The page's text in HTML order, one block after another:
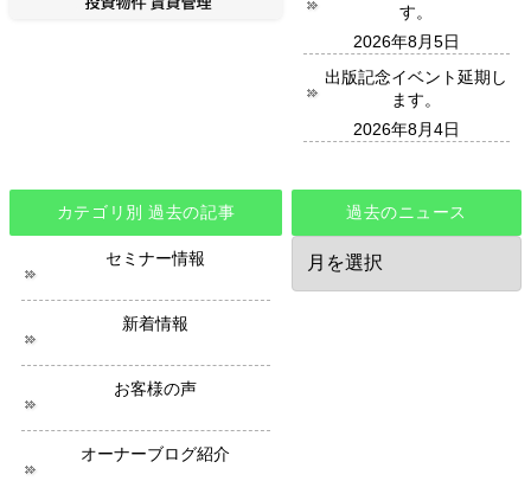
す。
2026年8月5日
出版記念イベント延期し
ます。
2026年8月4日
カテゴリ別 過去の記事
セミナー情報
新着情報
お客様の声
オーナーブログ紹介
過去のニュース
過
の